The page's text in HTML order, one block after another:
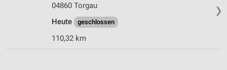
❯
04860 Torgau
Heute
geschlossen
110,32 km